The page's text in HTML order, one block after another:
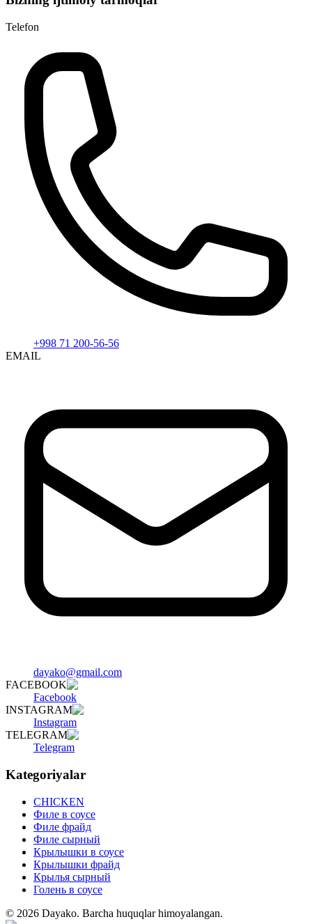
Telefon
+998 71 200-56-56
EMAIL
dayako@gmail.com
FACEBOOK
Facebook
INSTAGRAM
Instagram
TELEGRAM
Telegram
Kategoriyalar
CHICKEN
Филе в соусе
Филе фрайд
Филе сырный
Крылышки в соусе
Крылышки фрайд
Крылья сырный
Голень в соусе
© 2026 Dayako. Barcha huquqlar himoyalangan.